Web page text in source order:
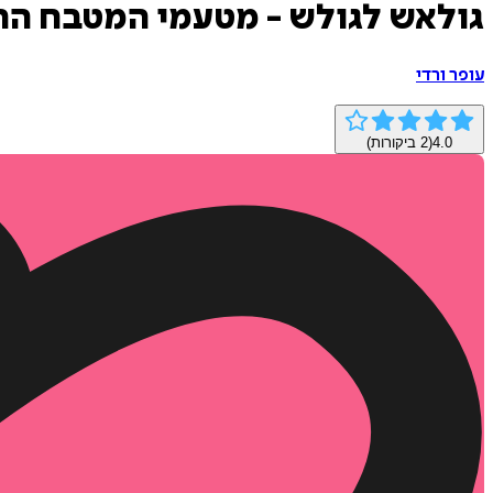
גולאש לגולש - מטעמי המטבח
עופר ורדי
4.0
(
2 ביקורות)